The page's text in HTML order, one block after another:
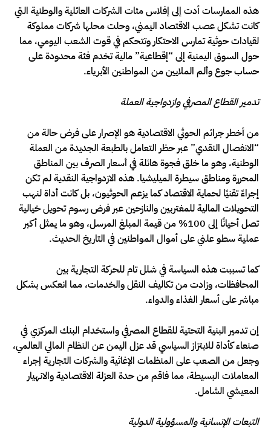
هذه الممارسات أدت إلى إفلاس مئات الشركات العائلية والوطنية التي
كانت تشكل عصب الاقتصاد اليمني، وحلت محلها شركات مملوكة
لقيادات حوثية تمارس الاحتكار وتتحكم في قوت الشعب اليومي، مما
حول السوق اليمنية إلى “إقطاعية” مالية تخدم فئة محدودة على
حساب جوع وألم الملايين من المواطنين الأبرياء.
تدمير القطاع المصرفي وازدواجية العملة
من أخطر جرائم الحوثي الاقتصادية هو الإصرار على فرض حالة من
“الانفصال النقدي” عبر حظر التعامل بالطبعة الجديدة من العملة
الوطنية، وهو ما خلق فجوة هائلة في أسعار الصرف بين المناطق
المحررة ومناطق سيطرة الميليشيا. هذه الازدواجية النقدية لم تكن
إجراءً تقنيًا لحماية الاقتصاد كما يزعم الحوثيون، بل كانت أداة لنهب
التحويلات المالية للمغتربين والنازحين عبر فرض رسوم تحويل خيالية
تصل أحيانًا إلى 100% من قيمة المبلغ المرسل، وهو ما يمثل أكبر
عملية سطو علني على أموال المواطنين في التاريخ الحديث.
كما تسببت هذه السياسة في شلل تام للحركة التجارية بين
المحافظات، وزادت من تكاليف النقل والخدمات، مما انعكس بشكل
مباشر على أسعار الغذاء والدواء.
إن تدمير البنية التحتية للقطاع المصرفي واستخدام البنك المركزي في
صنعاء كأداة للابتزاز السياسي قد عزل اليمن عن النظام المالي العالمي،
وجعل من الصعب على المنظمات الإغاثية والشركات التجارية إجراء
المعاملات البسيطة، مما فاقم من حدة العزلة الاقتصادية والانهيار
المعيشي الشامل.
التبعات الإنسانية والمسؤولية الدولية